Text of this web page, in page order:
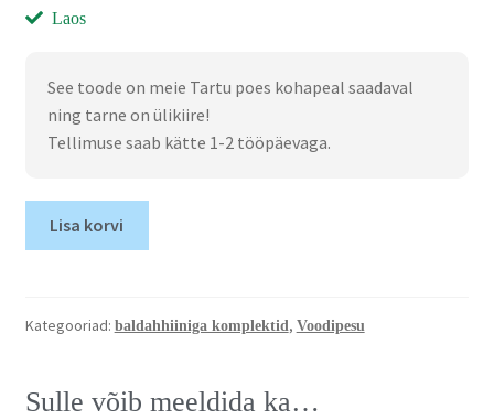
Laos
See toode on meie Tartu poes kohapeal saadaval
ning tarne on ülikiire!
Tellimuse saab kätte 1-2 tööpäevaga.
Lisa korvi
Kategooriad: baldahhiiniga komplektid, Voodipesu
Sulle võib meeldida ka…